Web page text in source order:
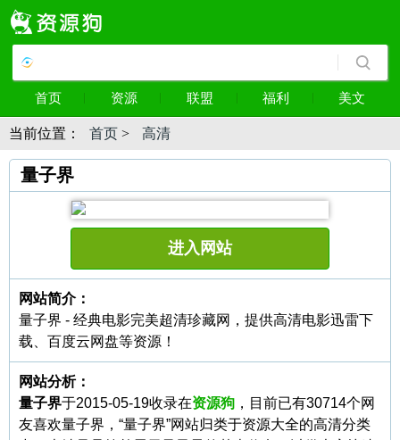
首页 资源 联盟 福利 美文
当前位置： 首页 > 高清
量子界
进入网站
网站简介：
量子界 - 经典电影完美超清珍藏网，提供高清电影迅雷下
载、百度云网盘等资源！
网站分析：
量子界于2015-05-19收录在资源狗 ，目前已有30714个网
友喜欢量子界，“量子界”网站归类于资源大全的高清分类